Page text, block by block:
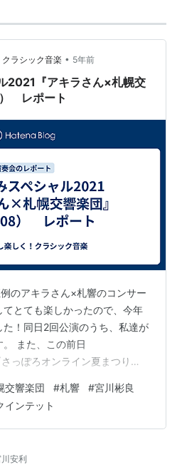
所に一人立つ男。ベテラン舞
間前、彼は舞台…
ラシック音楽 • 5年前
2021『アキラさん×札幌交
レポート
のアキラさん×札響のコンサー
てとても楽しかったので、今年
た！同日2回公演のうち、私達が
また、この前日
っぽろオンライン夏まつり
オリティな演奏もできれば、
できちゃう、すごいかたたち
札響夏休みスペ
～ 札幌コンサートホールK…
交響楽団 #札響 #宮川彬良
インテット
安利